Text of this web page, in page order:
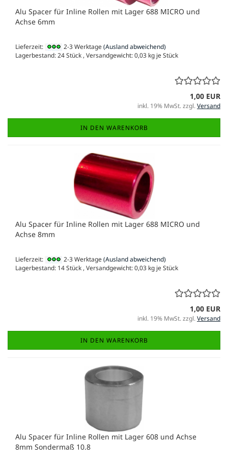
Alu Spacer für Inline Rollen mit Lager 688 MICRO und
Achse 6mm
Lieferzeit: 2-3 Werktage(Ausland abweichend)
Lagerbestand: 24 Stück , Versandgewicht:0,03 kg je Stück
1,00 EUR
inkl. 19% MwSt. zzgl.Versand
IN DEN WARENKORB
Alu Spacer für Inline Rollen mit Lager 688 MICRO und
Achse 8mm
Lieferzeit: 2-3 Werktage(Ausland abweichend)
Lagerbestand: 14 Stück , Versandgewicht:0,03 kg je Stück
1,00 EUR
inkl. 19% MwSt. zzgl.Versand
IN DEN WARENKORB
Alu Spacer für Inline Rollen mit Lager 608 und Achse
8mm Sondermaß 10.8